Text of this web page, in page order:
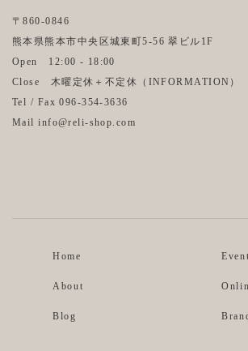
〒860-0846
熊本県熊本市中央区城東町5-56 翠ビル1F
Open 12:00 - 18:00
Close 木曜定休＋不定休（ INFORMATION ）
Tel / Fax 096-354-3636
Mail info@reli-shop.com
Home
About
Blog
Event